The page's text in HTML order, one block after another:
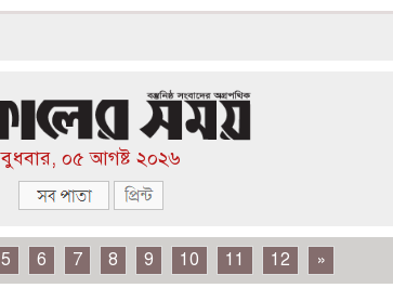
বুধবার, ০৫ আগষ্ট ২০২৬
5 6 7 8 9 10 11 12 »